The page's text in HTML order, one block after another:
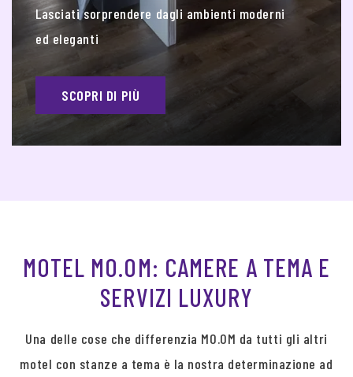
Lasciati sorprendere dagli ambienti moderni
ed eleganti
SCOPRI DI PIÙ
MOTEL MO.OM: CAMERE A TEMA E
SERVIZI LUXURY
Una delle cose che differenzia MO.OM da tutti gli altri
motel con stanze a tema è la nostra determinazione ad